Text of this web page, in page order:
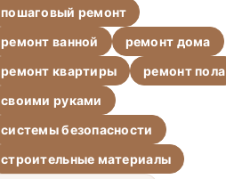
пошаговый ремонт
ремонт ванной
ремонт дома
ремонт квартиры
ремонт пола
своими руками
системы безопасности
строительные материалы